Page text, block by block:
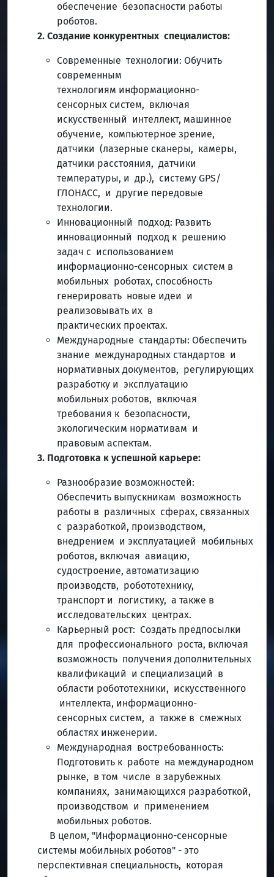
обеспечение безопасности работы
роботов.
2. Создание конкурентных специалистов:
Современные технологии: Обучить
современным
технологиям информационно-
сенсорных систем, включая
искусственный интеллект, машинное
обучение, компьютерное зрение,
датчики (лазерные сканеры, камеры,
датчики расстояния, датчики
температуры, и др.), систему GPS/
ГЛОНАСС, и другие передовые
технологии.
Инновационный подход: Развить
инновационный подход к решению
задач с использованием
информационно-сенсорных систем в
мобильных роботах, способность
генерировать новые идеи и
реализовывать их в
практических проектах.
Международные стандарты: Обеспечить
знание международных стандартов и
нормативных документов, регулирующих
разработку и эксплуатацию
мобильных роботов, включая
требования к безопасности,
экологическим нормативам и
правовым аспектам.
3. Подготовка к успешной карьере:
Разнообразие возможностей:
Обеспечить выпускникам возможность
работы в различных сферах, связанных
с разработкой, производством,
внедрением и эксплуатацией мобильных
роботов, включая авиацию,
судостроение, автоматизацию
производств, робототехнику,
транспорт и логистику, а также в
исследовательских центрах.
Карьерный рост: Создать предпосылки
для профессионального роста, включая
возможность получения дополнительных
квалификаций и специализаций в
области робототехники, искусственного
интеллекта, информационно-
сенсорных систем, а также в смежных
областях инженерии.
Международная востребованность:
Подготовить к работе на международном
рынке, в том числе в зарубежных
компаниях, занимающихся разработкой,
производством и применением
мобильных роботов.
В целом, "Информационно-сенсорные
системы мобильных роботов" - это
перспективная специальность, которая